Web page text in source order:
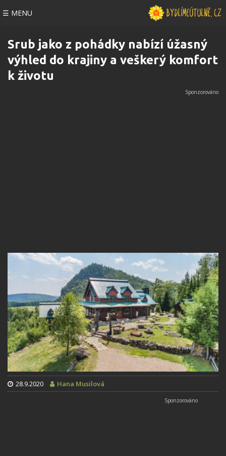
☰ MENU
Srub jako z pohádky nabízí úžasný
výhled do krajiny a veškerý komfort
k životu
28.9.2020 Hana Musilová